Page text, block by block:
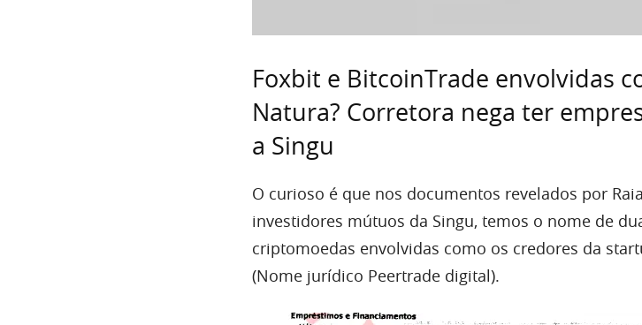
Foxbit e BitcoinTrade envolvidas
Natura? Corretora nega ter
a Singu
O curioso é que nos documentos revelados por
investidores mútuos da Singu, temos o nome de
criptomoedas envolvidas como os credores da
(Nome jurídico Peertrade digital).